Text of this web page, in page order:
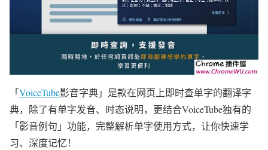
「VoiceTube影音字典」是款在网页上即时查单字的翻译字
典，除了有单字发音、时态说明，更结合VoiceTube独有的
「影音例句」功能，完整解析单字使用方式，让你快速学
习、深度记忆！